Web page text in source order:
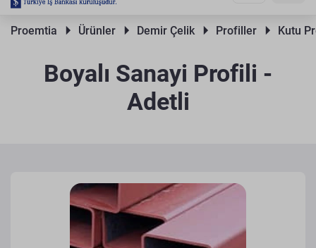
Proemtia Ürünler Demir Çelik Profiller Kutu
Boyalı Sanayi Profili -
Adetli